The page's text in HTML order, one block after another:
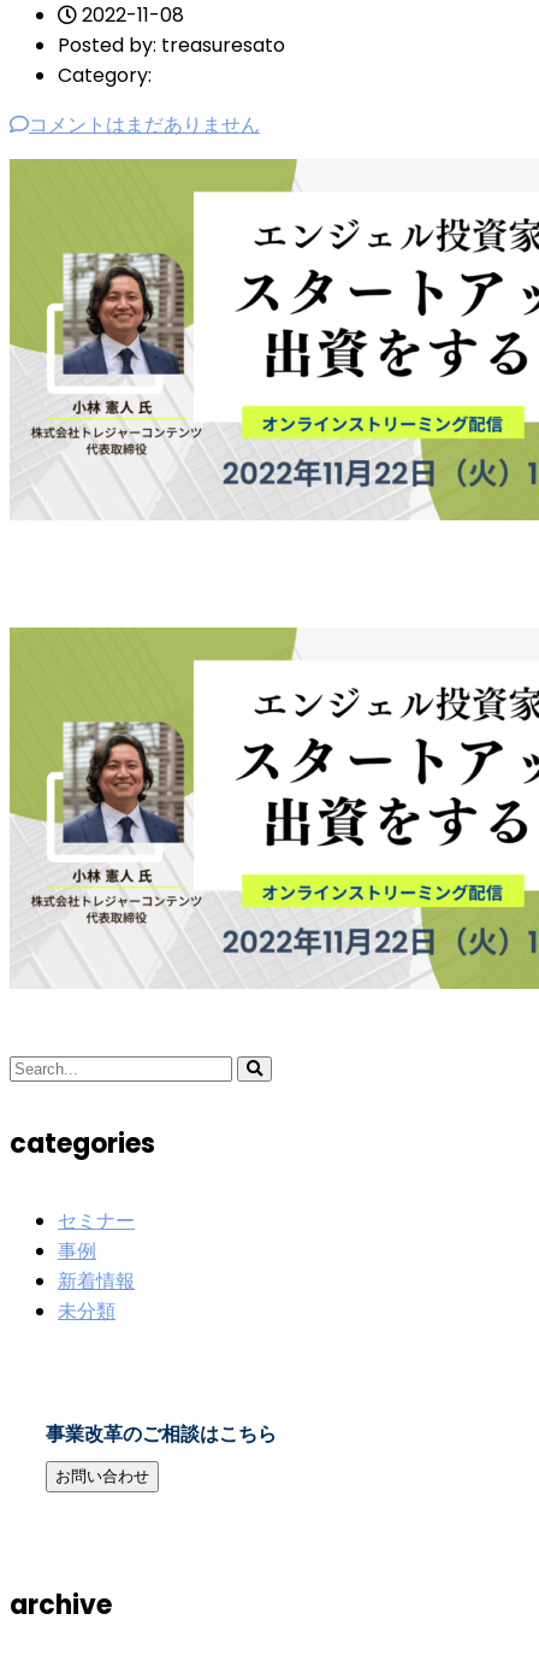
2022-11-08
Posted by: treasuresato
Category:
コメントはまだありません
categories
セミナー
事例
新着情報
未分類
事業改革のご相談はこちら
お問い合わせ
archive